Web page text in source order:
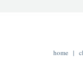
home |